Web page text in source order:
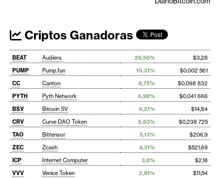
Criptos Ganadoras
BEAT Audiera 29,56%
$3,28
PUMP
Pump.fun 10,31%
$0,002 561
CC
Canton 8,75%
$0,098 832
PYTH
Pyth Network 6,98%
$0,041 666
BSV
Bitcoin SV 6,21%
$14,84
CRV
Curve DAO Token 5,63%
$0,238 725
TAO
Bittensor 5,13%
$206,9
ZEC
Zcash 4,31%
$521,69
ICP
Internet Computer 3,8%
$2,18
VVV
Venice Token 2,81% $11,54